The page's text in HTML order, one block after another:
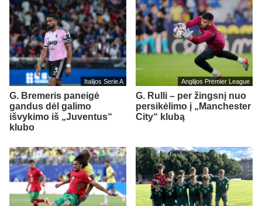
Italijos Serie A
G. Bremeris paneigė
gandus dėl galimo
išvykimo iš „Juventus“
klubo
Anglijos Premier League
G. Rulli – per žingsnį nuo
persikėlimo į „Manchester
City“ klubą